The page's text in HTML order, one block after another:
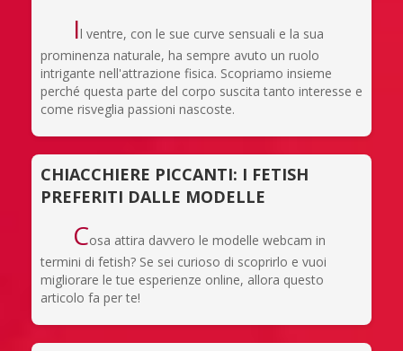
Il ventre, con le sue curve sensuali e la sua
prominenza naturale, ha sempre avuto un ruolo
intrigante nell'attrazione fisica. Scopriamo insieme
perché questa parte del corpo suscita tanto interesse e
come risveglia passioni nascoste.
CHIACCHIERE PICCANTI: I FETISH
PREFERITI DALLE MODELLE
Cosa attira davvero le modelle webcam in
termini di fetish? Se sei curioso di scoprirlo e vuoi
migliorare le tue esperienze online, allora questo
articolo fa per te!